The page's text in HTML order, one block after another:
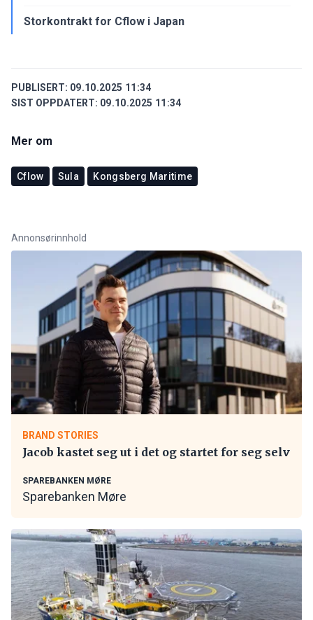
Storkontrakt for Cflow i Japan
PUBLISERT: 09.10.2025 11:34
SIST OPPDATERT: 09.10.2025 11:34
Mer om
Cflow Sula Kongsberg Maritime
Annonsørinnhold
BRAND STORIES
Jacob kastet seg ut i det og startet for seg selv
SPAREBANKEN MØRE
Sparebanken Møre